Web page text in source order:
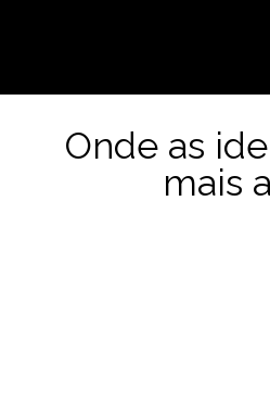
Onde as
mais